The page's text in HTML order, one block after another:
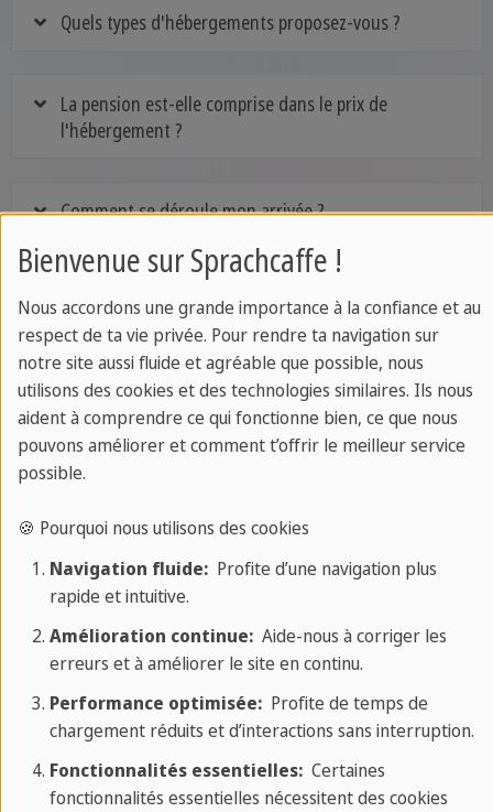
Quels types d'hébergements proposez-vous ?
La pension est-elle comprise dans le prix de
l'hébergement ?
Comment se déroule mon arrivée ?
Puis-je réserver un transfert pour mon arrivée ?
Est-il possible de réserver uniquement le cours de
langue ou uniquement le logement ?
Combien de temps passez-vous avec les hôtes ?
Puis-je également changer de logement privé en cas
de problème ?
Comment se rendre à l'école ?
Bienvenue sur Sprachcaffe !
Nous accordons une grande importance à la confiance et au
respect de ta vie privée. Pour rendre ta navigation sur
notre site aussi fluide et agréable que possible, nous
utilisons des cookies et des technologies similaires. Ils nous
aident à comprendre ce qui fonctionne bien, ce que nous
pouvons améliorer et comment t’offrir le meilleur service
possible.
🍪 Pourquoi nous utilisons des cookies
Navigation fluide:Profite d’une navigation plus
rapide et intuitive.
Amélioration continue:Aide-nous à corriger les
erreurs et à améliorer le site en continu.
Performance optimisée:Profite de temps de
chargement réduits et d’interactions sans interruption.
Fonctionnalités essentielles:Certaines
fonctionnalités essentielles nécessitent des cookies